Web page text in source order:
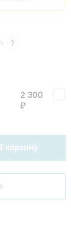
?
2 300
₽
корзину